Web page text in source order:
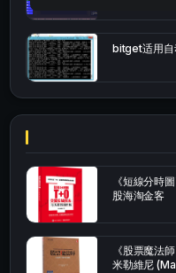
bitget适用自
《短線分時
股海淘金客
《股票魔法
米勒維尼